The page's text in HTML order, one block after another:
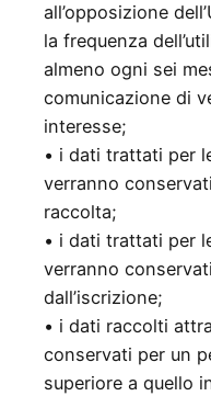
all’opposizione
la frequenza
almeno ogni sei
comunicazione di
interesse;
• i dati trattati per
verranno
raccolta;
• i dati trattati per
verranno
dall’iscrizione;
• i dati raccolti
conservati per un
superiore a quello